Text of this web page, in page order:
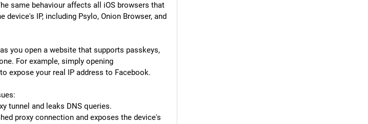
same behaviour affects all iOS browsers that
IP, including Psylo, Onion Browser, and
you open a website that supports passkeys,
For example, simply opening
expose your real IP address to Facebook.
tunnel and leaks DNS queries.
proxy connection and exposes the device's